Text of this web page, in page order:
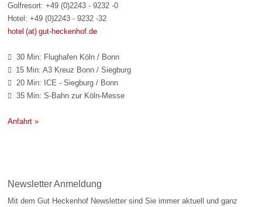
Golfresort: +49 (0)2243 - 9232 -0
Hotel: +49 (0)2243 - 9232 -32
hotel (at) gut-heckenhof.de
 30 Min: Flughafen Köln / Bonn
 15 Min: A3 Kreuz Bonn / Siegburg
 20 Min: ICE - Siegburg / Bonn
 35 Min: S-Bahn zur Köln-Messe
Anfahrt »
Newsletter Anmeldung
Mit dem Gut Heckenhof Newsletter sind Sie immer aktuell und ganz